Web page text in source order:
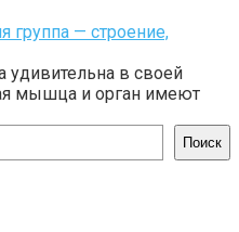
группа — строение,
удивительна в своей
мышца и орган имеют
Поиск